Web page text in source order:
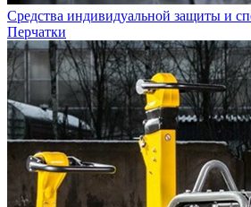
Средства индивидуальной защиты и
Перчатки